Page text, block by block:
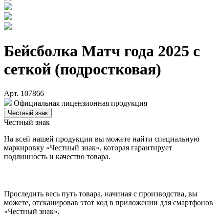
Бейсболка Матч года 2025 с
сеткой (подростковая)
Арт. 107866
Официальная лицензионная продукция
Честный знак
Честный знак
На всей нашей продукции вы можете найти специальную
маркировку «Честный знак», которая гарантирует
подлинность и качество товара.
Проследить весь путь товара, начиная с производства, вы
можете, отсканировав этот код в приложении для смартфонов
«Честный знак».